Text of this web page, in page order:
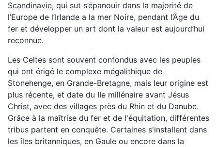
Scandinavie, qui sut s’épanouir dans la majorité de
l’Europe de l’Irlande a la mer Noire, pendant l’Âge du
fer et développer un art dont la valeur est aujourd’hui
reconnue.
Les Celtes sont souvent confondus avec les peuples
qui ont érigé le complexe mégalithique de
Stonehenge, en Grande-Bretagne, mais leur origine est
plus récente, et date du IIe millénaire avant Jésus
Christ, avec des villages près du Rhin et du Danube.
Grâce à la maîtrise du fer et de l'équitation, différentes
tribus partent en conquête. Certaines s'installent dans
les îles britanniques, en Gaule ou encore dans la